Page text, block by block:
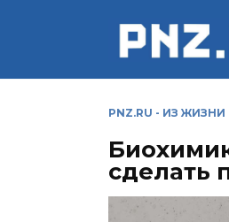
PNZ.RU - ИЗ ЖИЗНИ
сделать